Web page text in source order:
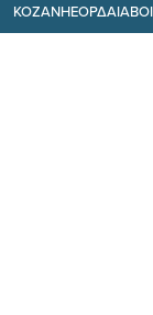
ΚΟΖΑΝΗΕΟΡΔΑΙΑ